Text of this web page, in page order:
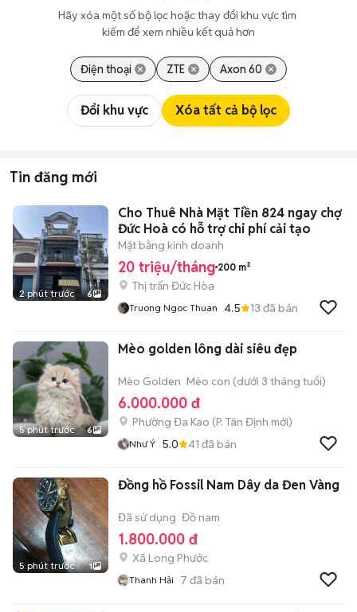
Hãy xóa một số bộ lọc hoặc thay đổi khu vực tìm
kiếm để xem nhiều kết quả hơn
Điện thoại ZTE Axon 60
Đổi khu vực Xóa tất cả bộ lọc
Tin đăng mới
2 phút trước 6
Cho Thuê Nhà Mặt Tiền 824 ngay chợ
Đức Hoà có hỗ trợ chi phí cải tạo
Mặt bằng kinh doanh
20 triệu/tháng 200 m²
Thị trấn Đức Hòa
Truong Ngoc Thuan 4.5 13 đã bán
5 phút trước 6
Mèo golden lông dài siêu đẹp
Mèo Golden Mèo con (dưới 3 tháng tuổi)
6.000.000 đ
Phường Đa Kao (P. Tân Định mới)
Như Ý 5.0 41 đã bán
5 phút trước 1
Đồng hồ Fossil Nam Dây da Đen Vàng
Đã sử dụng Đồ nam
1.800.000 đ
Xã Long Phước
Thanh Hải 7 đã bán